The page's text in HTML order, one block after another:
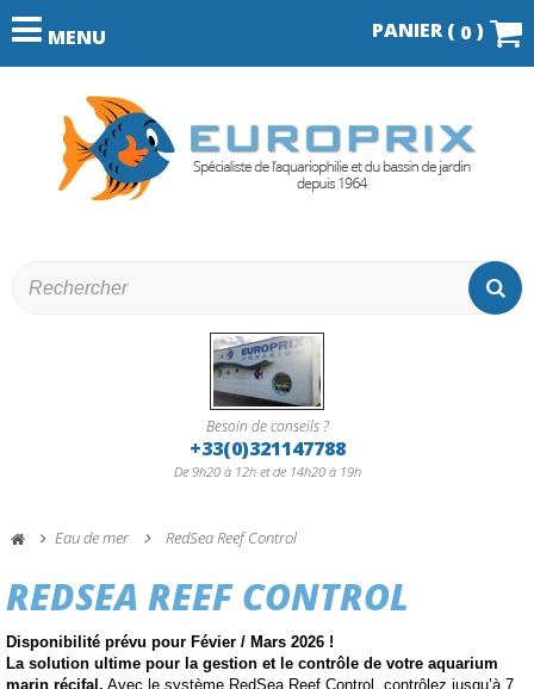
MENU PANIER ( 0 )
Besoin de conseils ?
+33(0)321147788
De 9h20 à 12h et de 14h20 à 19h
Eau de mer RedSea Reef Control
REDSEA REEF CONTROL
Disponibilité prévu pour Févier / Mars 2026 !
La solution ultime pour la gestion et le contrôle de votre aquarium
marin récifal. Avec le système RedSea Reef Control, contrôlez jusqu’à 7